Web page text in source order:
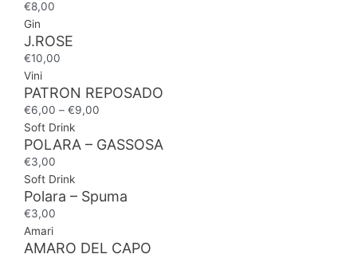
€8,00
Gin
J.ROSE
€10,00
Vini
PATRON REPOSADO
€6,00 – €9,00
Soft Drink
POLARA – GASSOSA
€3,00
Soft Drink
Polara – Spuma
€3,00
Amari
AMARO DEL CAPO